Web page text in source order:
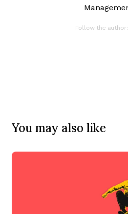
Follow the author:
You may also like